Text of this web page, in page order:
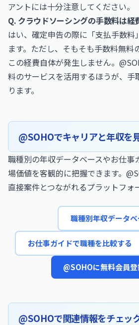
アントには十分注意してください。
Q. クラウドソーシングの手数料は経
はい、確定申告の際に「支払手数料
ます。ただし、そもそも手数料無料
この経費自体が発生しません。
料のサービスを活用するほうが、手
ります。
@SOHOでキャリアと年収を
職種別の年収データベースやお仕事
場価値を客観的に把握できます。
直接案件とつながれるプラットフォ
職種別年収データベ
お仕事ガイドで職種を比較する
@SOHOに無料会員登
@SOHOで関連情報をチェッ